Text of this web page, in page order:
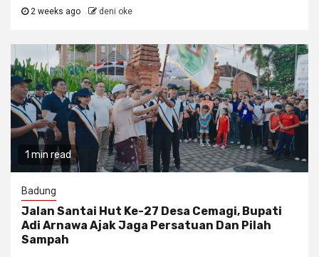
2 weeks ago deni oke
1 min read
Badung
Jalan Santai Hut Ke-27 Desa Cemagi, Bupati
Adi Arnawa Ajak Jaga Persatuan Dan Pilah
Sampah